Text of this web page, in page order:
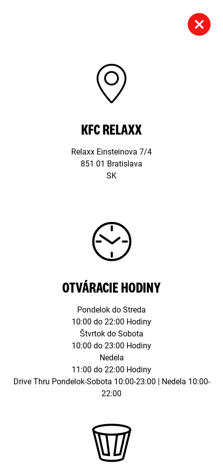
KFC RELAXX
Relaxx Einsteinova 7/4
851 01 Bratislava
SK
OTVÁRACIE HODINY
Pondelok do Streda
10:00 do 22:00 Hodiny
Štvrtok do Sobota
10:00 do 23:00 Hodiny
Nedela
11:00 do 22:00 Hodiny
Drive Thru Pondelok-Sobota 10:00-23:00 | Nedela 10:00-
22:00